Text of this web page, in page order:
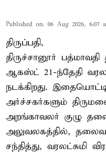
Published on: 06 Aug 2026, 6:07
திருப்பதி,
திருச்சானூர்
ஆகஸ்ட் 21-ந்தேதி
நடக்கிறது.
அர்ச்சகர்களும்
அறங்காவலர் குழு
அலுவலகத்தில்,
சந்தித்து, வரலட்சுமி